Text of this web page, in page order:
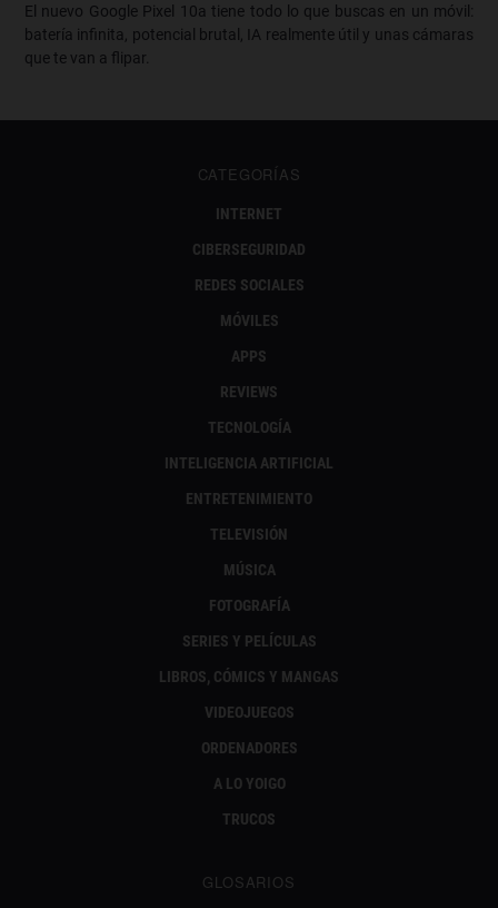
El nuevo Google Pixel 10a tiene todo lo que buscas en un móvil:
batería infinita, potencial brutal, IA realmente útil y unas cámaras
que te van a flipar.
CATEGORÍAS
INTERNET
CIBERSEGURIDAD
REDES SOCIALES
MÓVILES
APPS
REVIEWS
TECNOLOGÍA
INTELIGENCIA ARTIFICIAL
ENTRETENIMIENTO
TELEVISIÓN
MÚSICA
FOTOGRAFÍA
SERIES Y PELÍCULAS
LIBROS, CÓMICS Y MANGAS
VIDEOJUEGOS
ORDENADORES
A LO YOIGO
TRUCOS
GLOSARIOS